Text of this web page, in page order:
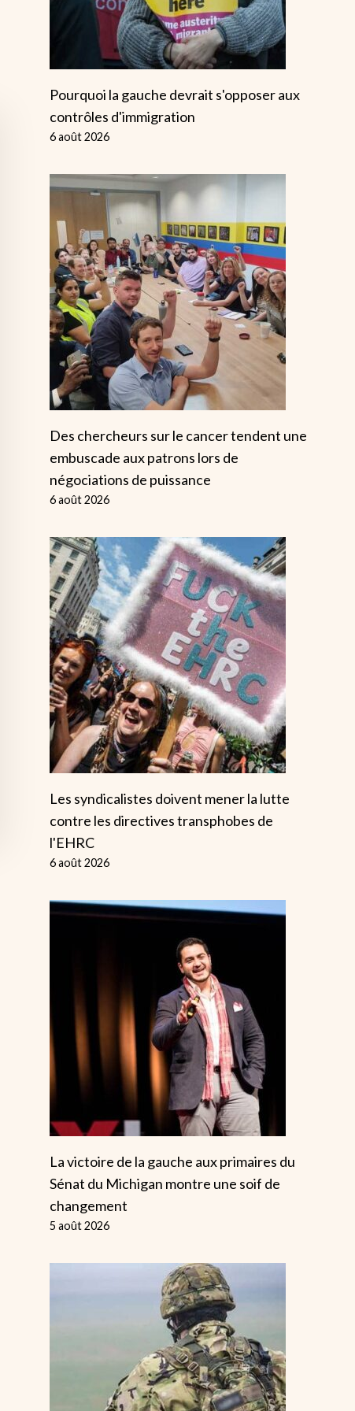
Manquée : Votre
Indépendants Et
Les Élections De
9 mai 2026
Santé
ParAlice
Pourquoi la gauche devrait s'opposer aux
contrôles d'immigration
6 août 2026
Des chercheurs sur le cancer tendent une
embuscade aux patrons lors de
négociations de puissance
6 août 2026
Les syndicalistes doivent mener la lutte
contre les directives transphobes de
l'EHRC
6 août 2026
La victoire de la gauche aux primaires du
Sénat du Michigan montre une soif de
changement
5 août 2026